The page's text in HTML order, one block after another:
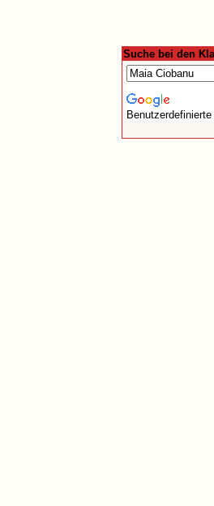
Suche bei den